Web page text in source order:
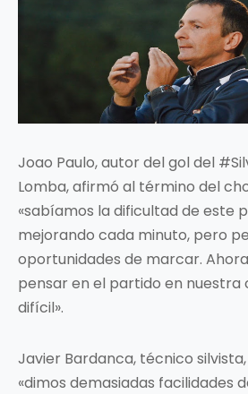
Joao Paulo, autor del gol del
Lomba, afirmó al término del
«sabíamos la dificultad de este
mejorando cada minuto, pero
oportunidades de marcar.
pensar en el partido en nuestra
difícil».
Javier Bardanca, técnico
«dimos demasiadas facilidades